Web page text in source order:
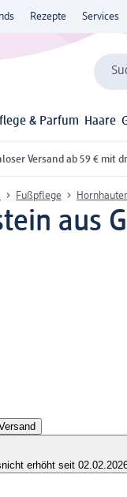
Rezepte Services
& Parfum Haare
Versand ab 59 € mit
Fußpflege
aus
nicht erhöht seit